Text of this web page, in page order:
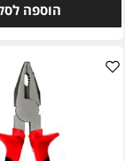
הוספה